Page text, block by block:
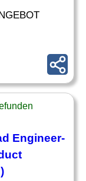
Engineer-